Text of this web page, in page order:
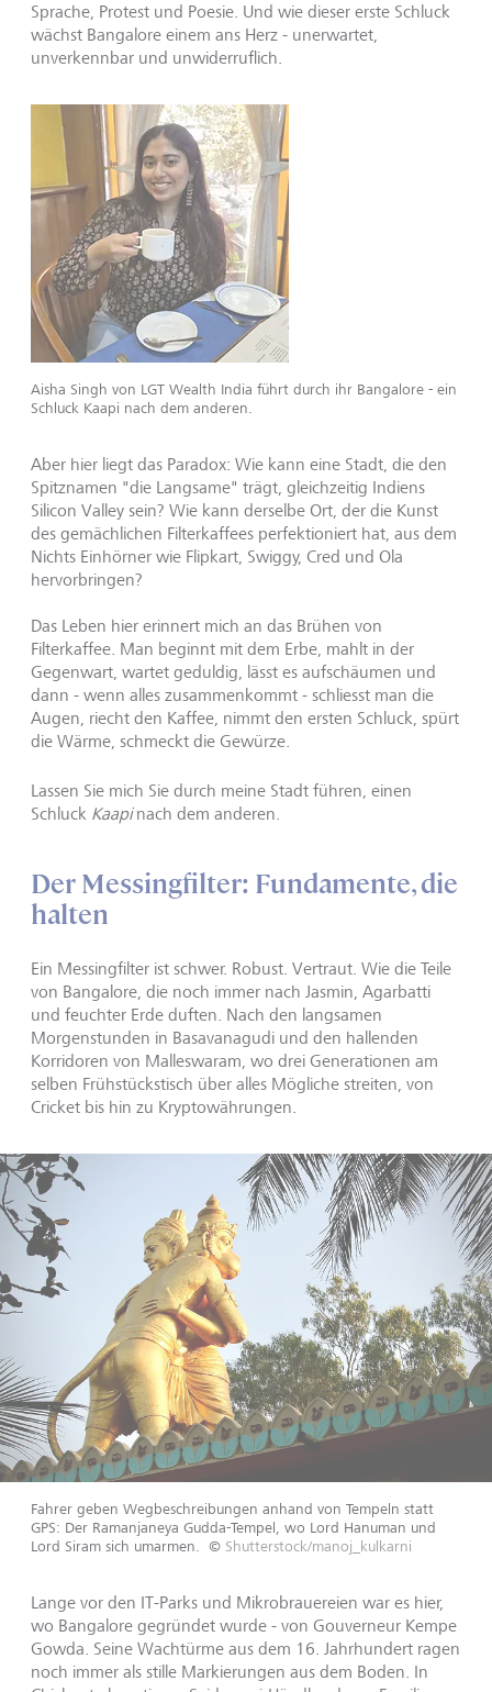
Sprache, Protest und Poesie. Und wie dieser erste Schluck
wächst Bangalore einem ans Herz - unerwartet,
unverkennbar und unwiderruflich.
Aisha Singh von LGT Wealth India führt durch ihr Bangalore - ein
Schluck Kaapi nach dem anderen.
Aber hier liegt das Paradox: Wie kann eine Stadt, die den
Spitznamen "die Langsame" trägt, gleichzeitig Indiens
Silicon Valley sein? Wie kann derselbe Ort, der die Kunst
des gemächlichen Filterkaffees perfektioniert hat, aus dem
Nichts Einhörner wie Flipkart, Swiggy, Cred und Ola
hervorbringen?
Das Leben hier erinnert mich an das Brühen von
Filterkaffee. Man beginnt mit dem Erbe, mahlt in der
Gegenwart, wartet geduldig, lässt es aufschäumen und
dann - wenn alles zusammenkommt - schliesst man die
Augen, riecht den Kaffee, nimmt den ersten Schluck, spürt
die Wärme, schmeckt die Gewürze.
Lassen Sie mich Sie durch meine Stadt führen, einen
Schluck Kaapinach dem anderen.
Der Messingfilter: Fundamente, die
halten
Ein Messingfilter ist schwer. Robust. Vertraut. Wie die Teile
von Bangalore, die noch immer nach Jasmin, Agarbatti
und feuchter Erde duften. Nach den langsamen
Morgenstunden in Basavanagudi und den hallenden
Korridoren von Malleswaram, wo drei Generationen am
selben Frühstückstisch über alles Mögliche streiten, von
Cricket bis hin zu Kryptowährungen.
Fahrer geben Wegbeschreibungen anhand von Tempeln statt
GPS: Der Ramanjaneya Gudda-Tempel, wo Lord Hanuman und
Lord Siram sich umarmen.
© Shutterstock/manoj_kulkarni
Lange vor den IT-Parks und Mikrobrauereien war es hier,
wo Bangalore gegründet wurde - von Gouverneur Kempe
Gowda. Seine Wachtürme aus dem 16. Jahrhundert ragen
noch immer als stille Markierungen aus dem Boden. In